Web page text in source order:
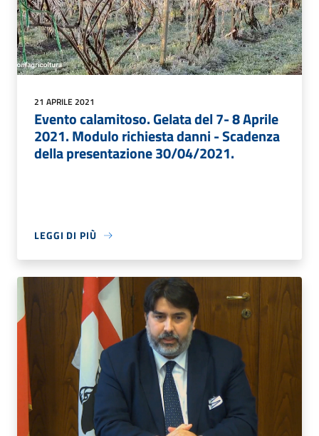
21 APRILE 2021
Evento calamitoso. Gelata del 7- 8 Aprile
2021. Modulo richiesta danni - Scadenza
della presentazione 30/04/2021.
LEGGI DI PIÙ